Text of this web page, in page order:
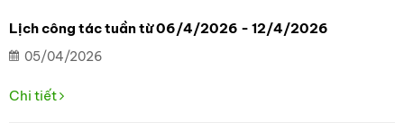
Lịch công tác tuần từ 06/4/2026 - 12/4/2026
05/04/2026
Chi tiết